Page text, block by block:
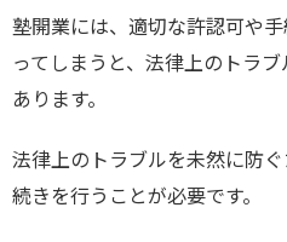
塾開業には、適切な許認可や
ってしまうと、法律上のトラ
あります。
法律上のトラブルを未然に防
続きを行うことが必要です。